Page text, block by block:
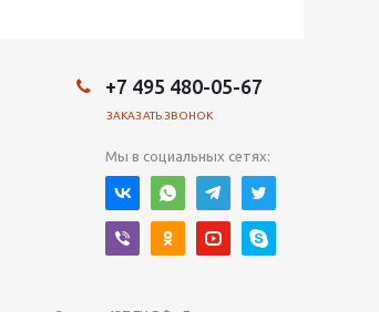
+7 495 480-05-67
ЗАКАЗАТЬ ЗВОНОК
Мы в социальных сетях: